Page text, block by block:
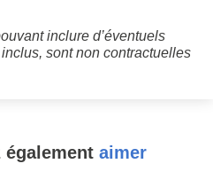
inclure d’éventuels
sont non contractuelles
également aimer